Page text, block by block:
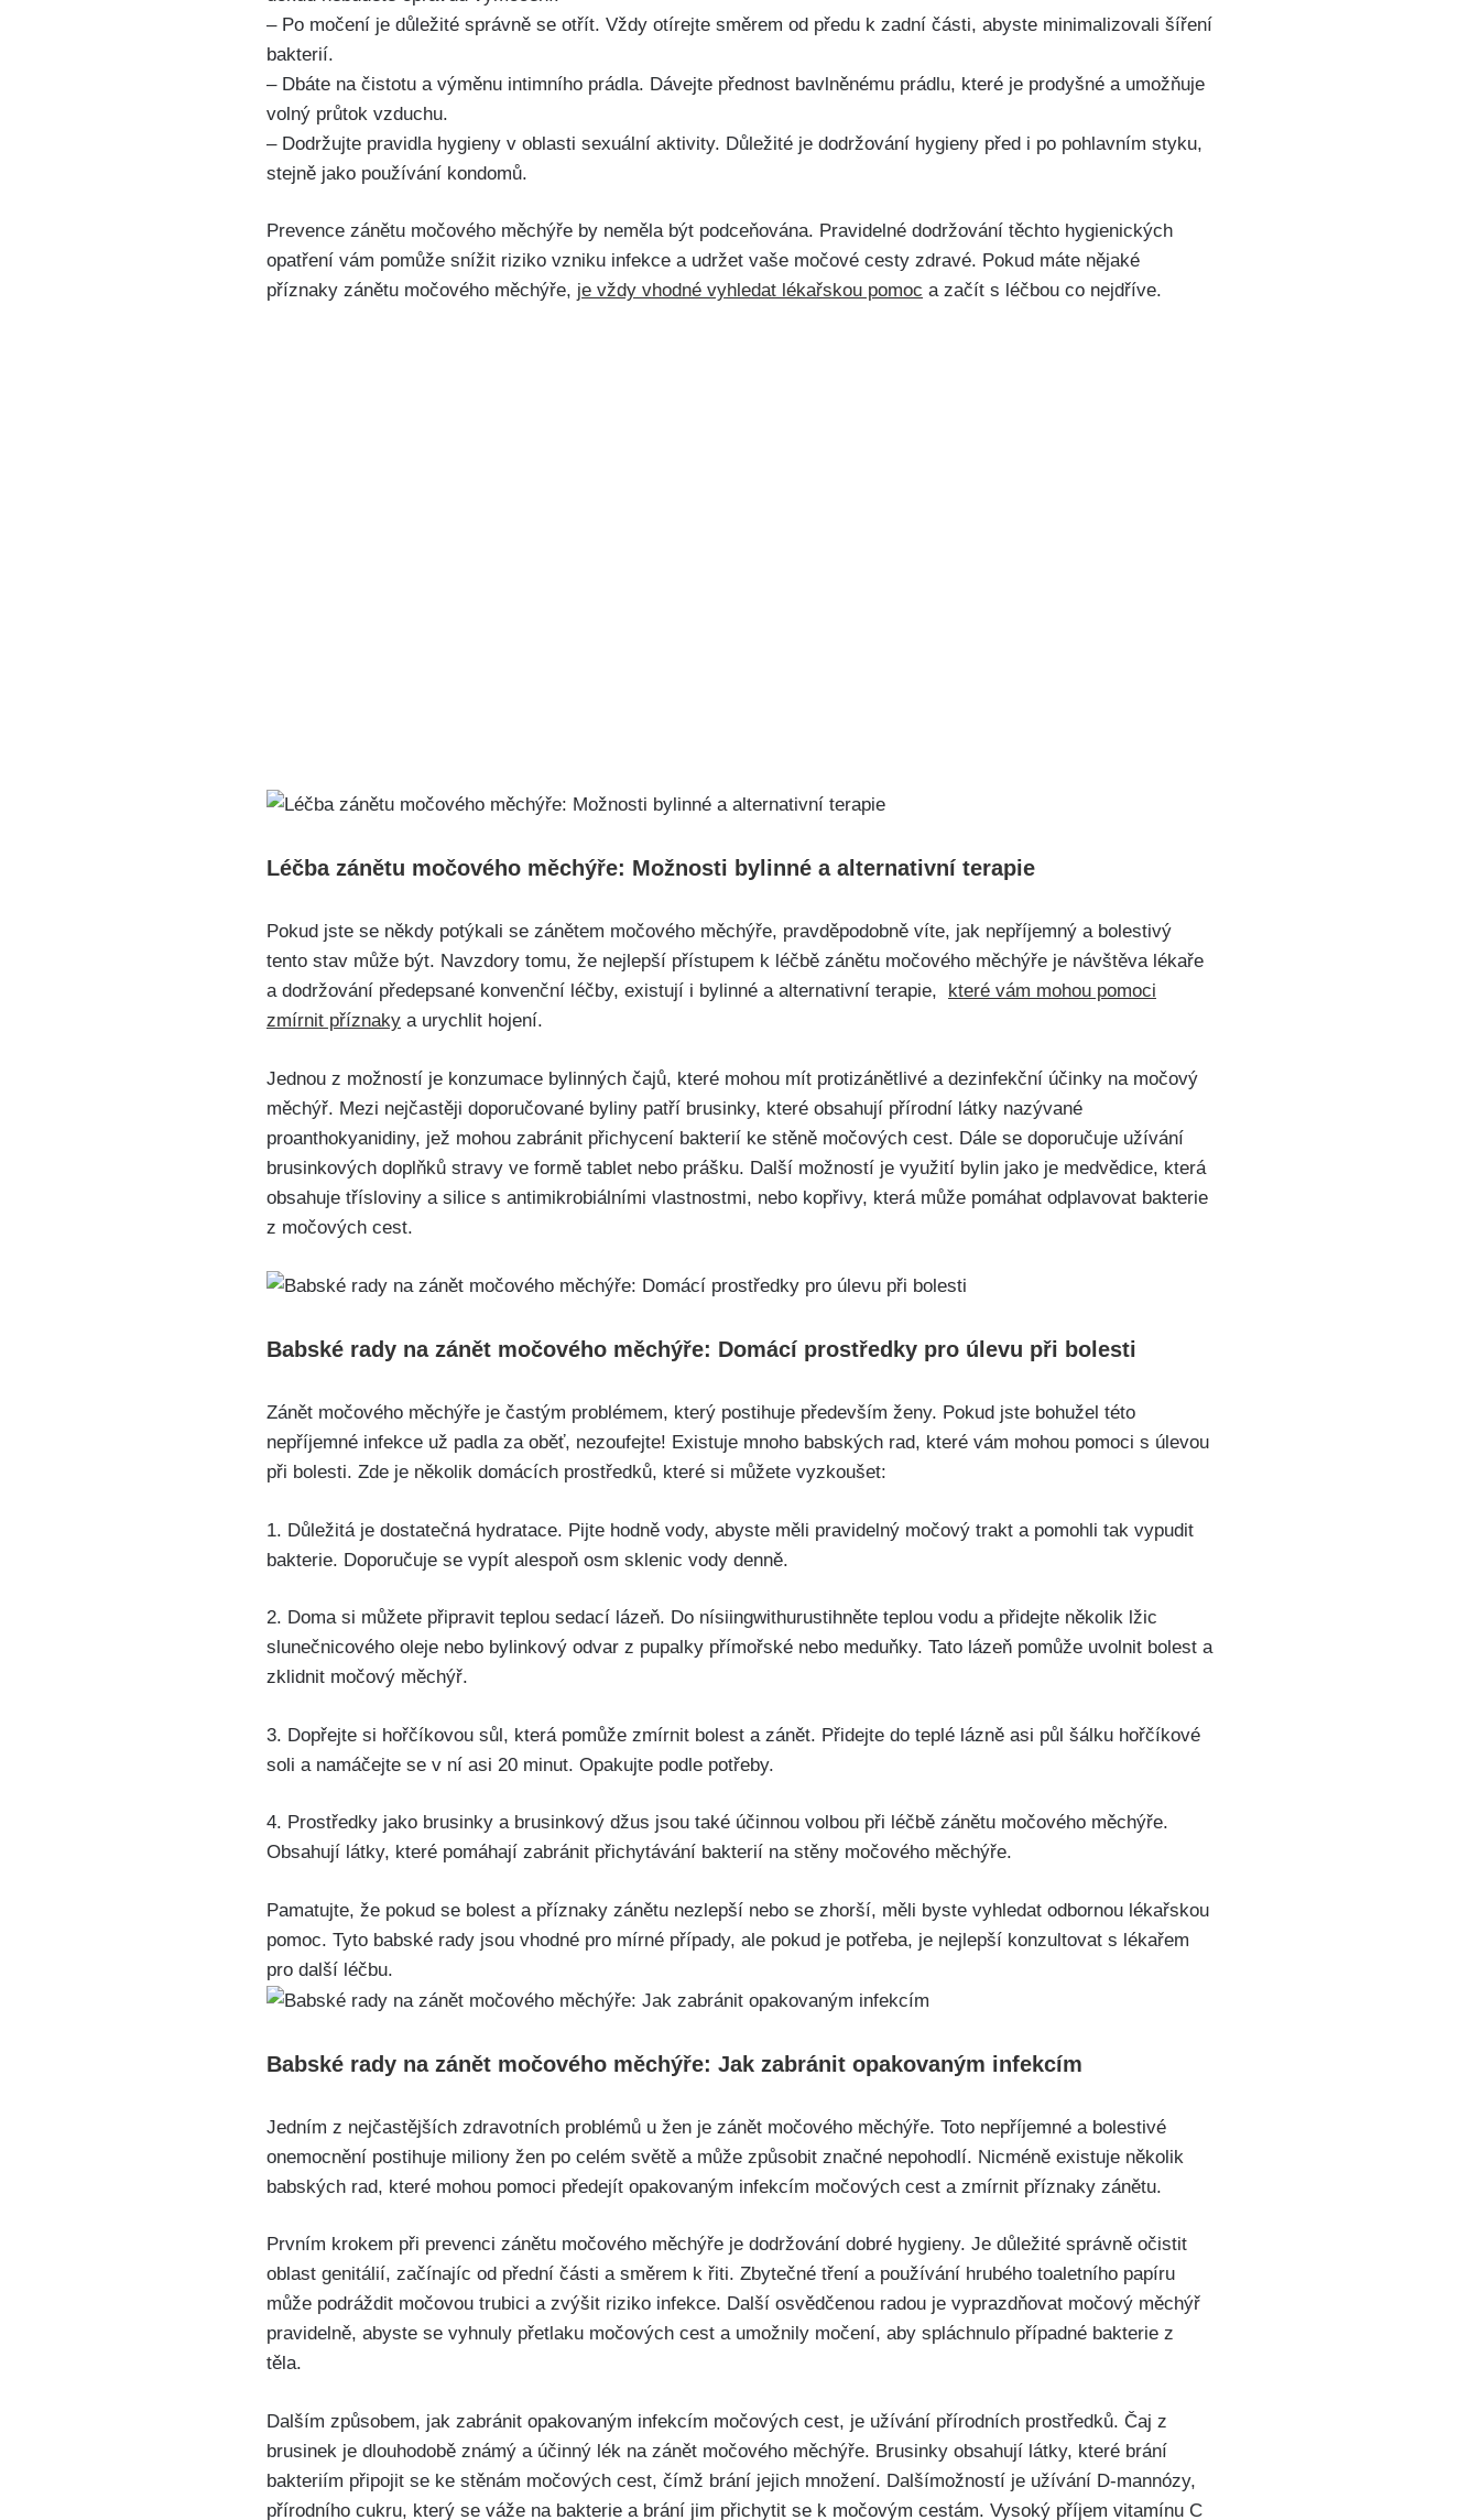
– Po močení‌ je‍ důležité správně se otřít. Vždy otírejte směrem od předu k‌ zadní části, ‌abyste minimalizovali šíření
​bakterií.
– Dbáte na čistotu ⁣a výměnu intimního prádla. Dávejte přednost bavlněnému prádlu, které je prodyšné a umožňuje
volný ⁤průtok vzduchu.
– Dodržujte pravidla hygieny v⁢ oblasti sexuální aktivity. Důležité je dodržování ​hygieny před i po pohlavním styku,
stejně jako‍ používání kondomů.
Prevence zánětu močového měchýře by neměla být podceňována.​ Pravidelné dodržování těchto hygienických
opatření vám pomůže snížit riziko vzniku​ infekce⁤ a udržet vaše močové cesty zdravé. ​Pokud máte nějaké
příznaky zánětu močového⁤ měchýře, je vždy vhodné vyhledat lékařskou pomoc a⁢ začít s léčbou co nejdříve.
Léčba zánětu močového měchýře: Možnosti bylinné ‍a alternativní ⁣terapie
Pokud⁢ jste se někdy potýkali se zánětem močového měchýře, pravděpodobně víte, jak nepříjemný a bolestivý
tento stav ​může ⁤být. Navzdory tomu, že nejlepší přístupem ⁤k léčbě zánětu​ močového měchýře je návštěva lékaře
a dodržování ⁢předepsané konvenční‌ léčby, existují i bylinné a ‌alternativní ⁤terapie, ⁤ které vám mohou pomoci
⁤zmírnit příznaky a urychlit hojení.
Jednou z možností je konzumace bylinných čajů, které mohou mít protizánětlivé a dezinfekční účinky ‌na močový
měchýř. Mezi nejčastěji doporučované byliny patří brusinky, ⁤které obsahují přírodní ⁤látky nazývané
proanthokyanidiny, jež mohou zabránit přichycení bakterií ‍ke stěně močových cest.‌ Dále​ se doporučuje užívání
brusinkových doplňků stravy ve formě tablet nebo prášku. Další možností je využití​ bylin jako je‍ medvědice, která
obsahuje třísloviny a silice s antimikrobiálními vlastnostmi, nebo ‌kopřivy, která může pomáhat odplavovat bakterie
z močových cest.
Babské rady na zánět močového měchýře: Domácí prostředky ⁣pro úlevu při bolesti
Zánět močového⁤ měchýře je častým problémem,​ který postihuje především ženy. Pokud‍ jste bohužel této
nepříjemné infekce už padla⁢ za oběť, ⁣nezoufejte!⁣ Existuje mnoho babských rad, které vám mohou pomoci s​ úlevou
při bolesti. Zde je několik domácích prostředků, které si můžete ⁤vyzkoušet:
1.⁢ Důležitá je dostatečná⁢ hydratace. Pijte hodně vody, abyste měli pravidelný ⁢močový trakt a pomohli tak vypudit
bakterie. Doporučuje se vypít alespoň osm sklenic​ vody denně.
2. Doma si můžete připravit teplou sedací lázeň. Do nísiingwithurustihněte teplou⁢ vodu a přidejte ⁤několik lžic
slunečnicového oleje nebo‍ bylinkový odvar z pupalky přímořské nebo meduňky. ‌Tato lázeň pomůže uvolnit bolest a
zklidnit močový měchýř.
3. Dopřejte si hořčíkovou sůl, která pomůže zmírnit ⁣bolest a zánět. Přidejte do teplé lázně asi půl šálku ⁢hořčíkové
‍soli ‌a namáčejte se​ v ní ⁤asi ⁤20 minut. Opakujte podle potřeby.
4. Prostředky‍ jako brusinky ‍a brusinkový ⁤džus jsou také účinnou volbou při léčbě zánětu močového⁢ měchýře.
Obsahují ‍látky, které pomáhají zabránit přichytávání bakterií na⁤ stěny močového měchýře.
Pamatujte, že pokud se bolest a příznaky zánětu nezlepší nebo‍ se zhorší, měli ‍byste vyhledat odbornou ‌lékařskou
pomoc. Tyto babské rady jsou⁣ vhodné pro mírné případy,⁤ ale‍ pokud je potřeba, je nejlepší konzultovat‌ s lékařem
pro ⁢další léčbu.
Babské⁤ rady na zánět močového⁤ měchýře: Jak ⁢zabránit opakovaným infekcím
Jedním z nejčastějších zdravotních problémů u ‍žen je zánět močového měchýře. ‍Toto‍ nepříjemné a bolestivé
onemocnění postihuje miliony žen ‍po celém světě a může způsobit značné nepohodlí. Nicméně existuje několik
babských rad, které mohou pomoci předejít‌ opakovaným infekcím ⁣močových​ cest a zmírnit příznaky zánětu.
Prvním⁤ krokem při‌ prevenci zánětu močového měchýře je ​dodržování dobré⁤ hygieny.​ Je důležité správně očistit⁣
oblast genitálií, začínajíc od přední části a ⁣směrem k řiti. Zbytečné ⁢tření⁣ a používání hrubého‌ toaletního⁤ papíru
⁤může podráždit močovou trubici a zvýšit riziko infekce. Další⁣ osvědčenou radou je​ vyprazdňovat močový měchýř
pravidelně, abyste se vyhnuly⁤ přetlaku močových cest a umožnily močení, aby‍ spláchnulo případné bakterie ⁤z
těla.
Dalším‌ způsobem, jak ⁢zabránit ⁤opakovaným infekcím močových cest, je užívání přírodních prostředků. Čaj ⁤z
brusinek je dlouhodobě známý a účinný lék na zánět močového měchýře. Brusinky obsahují látky, které brání
⁢bakteriím připojit se ke stěnám močových cest, čímž brání jejich množení.‌ Dalšímožností‍ je užívání D-mannózy,
přírodního cukru, který se váže na bakterie a brání jim přichytit se k močovým cestám. Vysoký příjem vitamínu C